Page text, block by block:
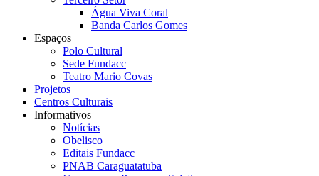
Água Viva Coral
Banda Carlos Gomes
Espaços
Polo Cultural
Sede Fundacc
Teatro Mario Covas
Projetos
Centros Culturais
Informativos
Notícias
Obelisco
Editais Fundacc
PNAB Caraguatatuba